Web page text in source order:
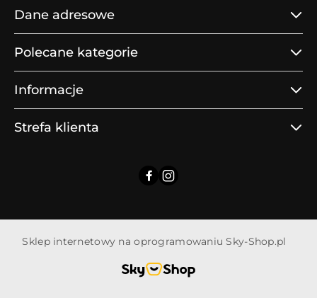
Dane adresowe
Polecane kategorie
Informacje
Strefa klienta
Sklep internetowy na oprogramowaniu Sky-Shop.pl